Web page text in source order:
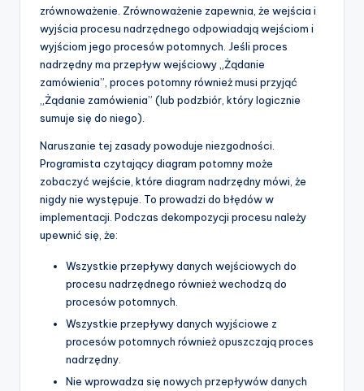
zrównoważenie. Zrównoważenie zapewnia, że wejścia i
wyjścia procesu nadrzędnego odpowiadają wejściom i
wyjściom jego procesów potomnych. Jeśli proces
nadrzędny ma przepływ wejściowy „Żądanie
zamówienia”, proces potomny również musi przyjąć
„Żądanie zamówienia” (lub podzbiór, który logicznie
sumuje się do niego).
Naruszanie tej zasady powoduje niezgodności.
Programista czytający diagram potomny może
zobaczyć wejście, które diagram nadrzędny mówi, że
nigdy nie występuje. To prowadzi do błędów w
implementacji. Podczas dekompozycji procesu należy
upewnić się, że:
Wszystkie przepływy danych wejściowych do
procesu nadrzędnego również wechodzą do
procesów potomnych.
Wszystkie przepływy danych wyjściowe z
procesów potomnych również opuszczają proces
nadrzędny.
Nie wprowadza się nowych przepływów danych